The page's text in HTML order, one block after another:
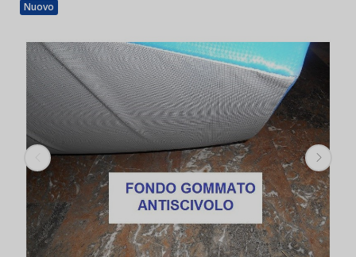
Nuovo